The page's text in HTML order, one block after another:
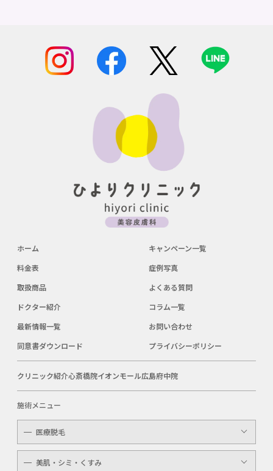
ホーム
キャンペーン一覧
料金表
症例写真
取扱商品
よくある質問
ドクター紹介
コラム一覧
最新情報一覧
お問い合わせ
同意書ダウンロード
プライバシーポリシー
クリニック紹介心斎橋院イオンモール広島府中院
施術メニュー
医療脱毛
レディース
美肌・シミ・くすみ